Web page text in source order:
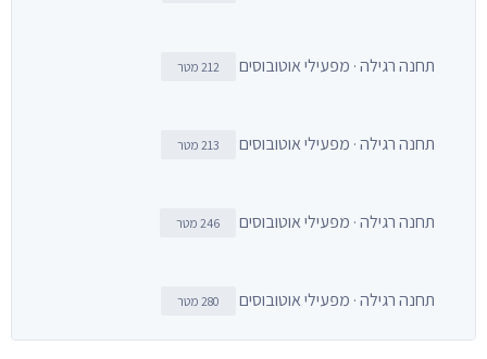
תחנה רגילה · מפעילי אוטובוסים 212 מטר
תחנה רגילה · מפעילי אוטובוסים 213 מטר
תחנה רגילה · מפעילי אוטובוסים 246 מטר
תחנה רגילה · מפעילי אוטובוסים 280 מטר